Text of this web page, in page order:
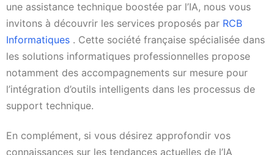
une assistance technique boostée par l’IA, nous vous
invitons à découvrir les services proposés par RCB
Informatiques . Cette société française spécialisée dans
les solutions informatiques professionnelles propose
notamment des accompagnements sur mesure pour
l’intégration d’outils intelligents dans les processus de
support technique.
En complément, si vous désirez approfondir vos
connaissances sur les tendances actuelles de l’IA